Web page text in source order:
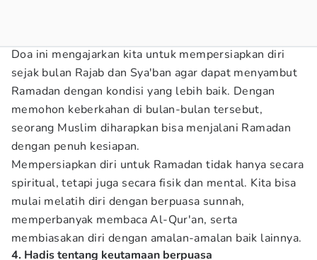
Doa ini mengajarkan kita untuk mempersiapkan diri
sejak bulan Rajab dan Sya'ban agar dapat menyambut
Ramadan dengan kondisi yang lebih baik. Dengan
memohon keberkahan di bulan-bulan tersebut,
seorang Muslim diharapkan bisa menjalani Ramadan
dengan penuh kesiapan.
Mempersiapkan diri untuk Ramadan tidak hanya secara
spiritual, tetapi juga secara fisik dan mental. Kita bisa
mulai melatih diri dengan berpuasa sunnah,
memperbanyak membaca Al-Qur'an, serta
membiasakan diri dengan amalan-amalan baik lainnya.
4. Hadis tentang keutamaan berpuasa